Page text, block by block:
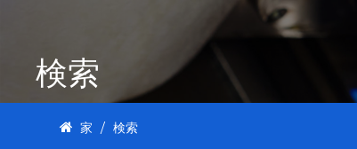
検索
家 / 検索